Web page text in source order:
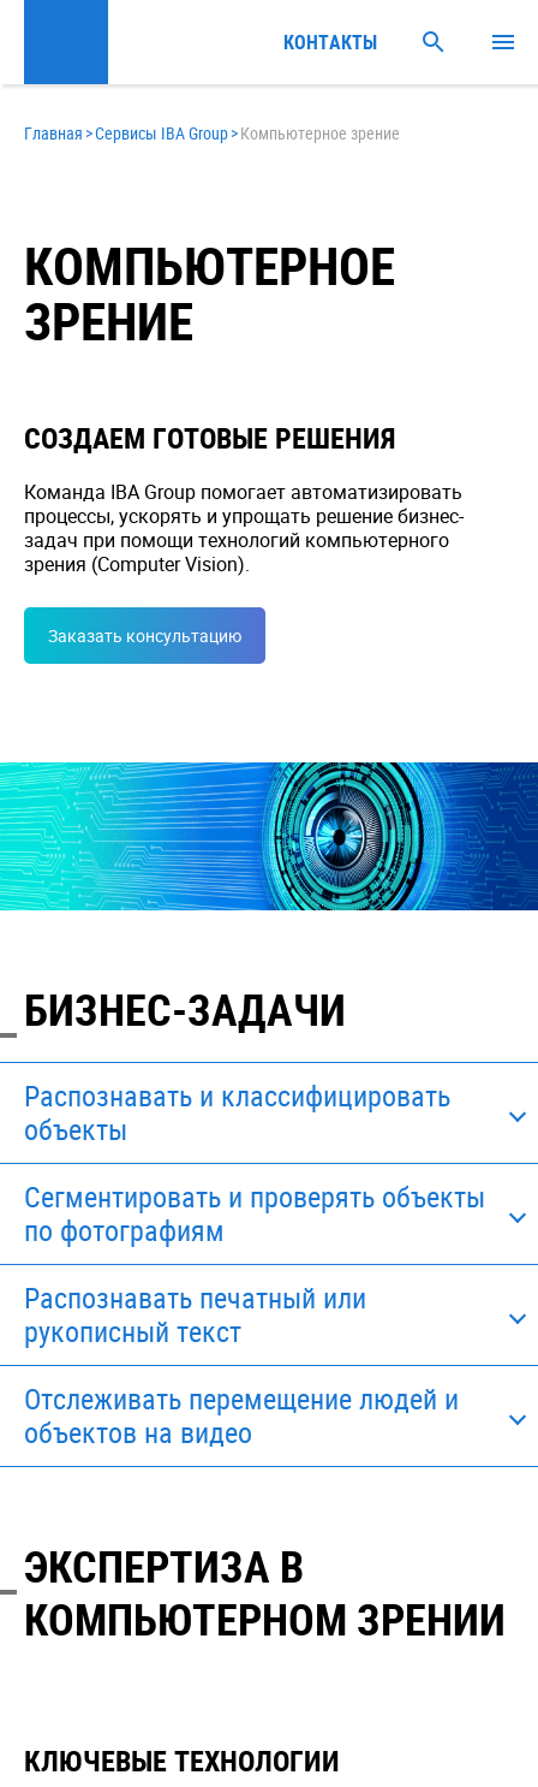
Главная >Сервисы IBA Group>Компьютерное зрение
КОМПЬЮТЕРНОЕ
ЗРЕНИЕ
СОЗДАЕМ ГОТОВЫЕ РЕШЕНИЯ
Команда IBA Group помогает автоматизировать
процессы, ускорять и упрощать решение бизнес-
задач при помощи технологий компьютерного
зрения (Computer Vision).
Заказать консультацию
БИЗНЕС-ЗАДАЧИ
Распознавать и классифицировать
объекты
Сегментировать и проверять объекты
по фотографиям
Распознавать печатный или
рукописный текст
Отслеживать перемещение людей и
объектов на видео
ЭКСПЕРТИЗА В
КОМПЬЮТЕРНОМ ЗРЕНИИ
КЛЮЧЕВЫЕ ТЕХНОЛОГИИ
КОНТАКТЫ